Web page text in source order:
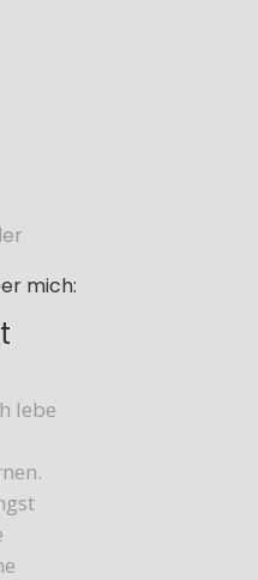
mich:
lebe